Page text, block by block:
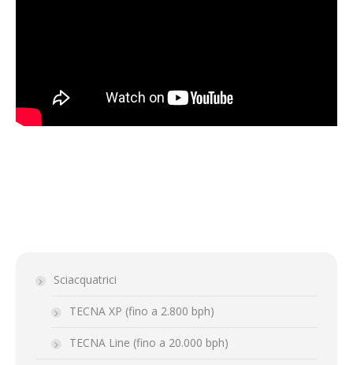
Sciacquatrici
TECNA XP (fino a 2.800 bph)
TECNA Line (fino a 20.000 bph)